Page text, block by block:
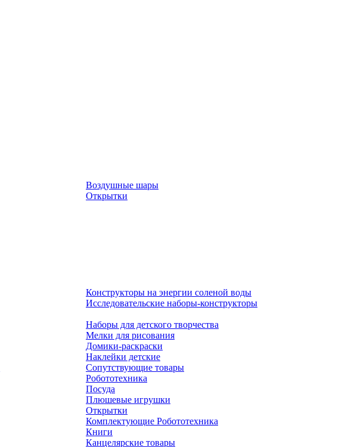
Воздушные шары
Открытки
Конструкторы на энергии соленой воды
Исследовательские наборы-конструкторы
Наборы для детского творчества
Мелки для рисования
Домики-раскраски
Наклейки детские
Сопутствующие товары
Робототехника
Посуда
Плюшевые игрушки
Открытки
Комплектующие Робототехника
Книги
Канцелярские товары